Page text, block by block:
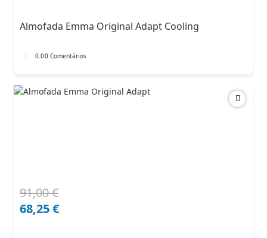
102,00 €.
71,40 €.
Almofada Emma Original Adapt Cooling
0.00 Comentários
91,00€
O
preço
68,25€
O
preço